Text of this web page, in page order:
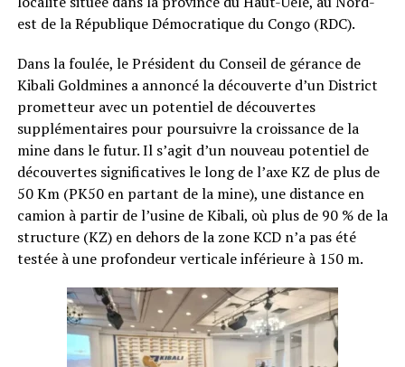
est de la République Démocratique du Congo (RDC).
Dans la foulée, le Président du Conseil de gérance de
Kibali Goldmines a annoncé la découverte d’un District
prometteur avec un potentiel de découvertes
supplémentaires pour poursuivre la croissance de la
mine dans le futur. Il s’agit d’un nouveau potentiel de
découvertes significatives le long de l’axe KZ de plus de
50 Km (PK50 en partant de la mine), une distance en
camion à partir de l’usine de Kibali, où plus de 90 % de la
structure (KZ) en dehors de la zone KCD n’a pas été
testée à une profondeur verticale inférieure à 150 m.